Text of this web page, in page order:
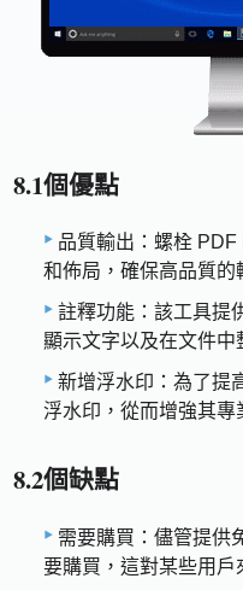
8.1個優點
品質輸出：螺栓
和佈局，確保高品質的
註釋功能：該工具提
顯示文字以及在文件中
新增浮水印：為了提
浮水印，從而增強其專
8.2個缺點
需要購買：儘管提供
要購買，這對某些用戶